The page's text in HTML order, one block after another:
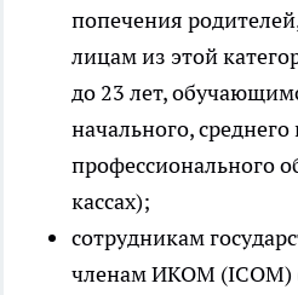
попечения
лицам из этой
до 23 лет,
начального,
профессионального
кассах);
сотрудникам
членам ИКОМ (ICOM)